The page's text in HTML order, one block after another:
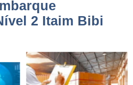
2 Itaim Bibi